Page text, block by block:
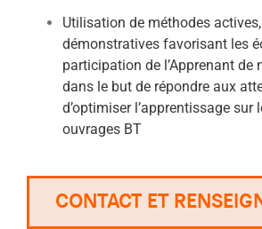
Utilisation de méthodes
démonstratives favorisant les
participation de l’Apprenant de
dans le but de répondre aux
d’optimiser l’apprentissage sur
ouvrages BT
CONTACT ET